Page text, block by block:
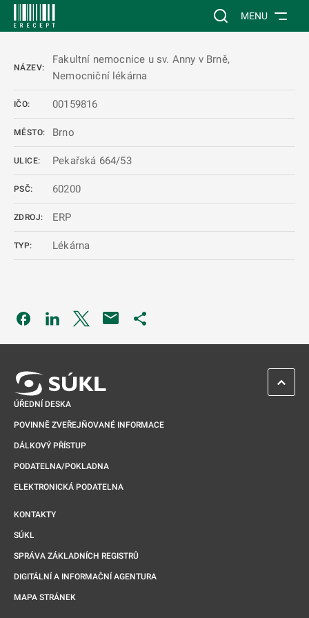
Vyhledávání na
MENU
NÁZEV:
Fakultní nemocnice u sv. Anny v Brně,
Nemocniční lékárna
IČO: 00159816
MĚSTO: Brno
ULICE: Pekařská 664/53
PSČ: 60200
ZDROJ: ERP
TYP: Lékárna
Odkaz se otevře na nové kartě
Odkaz se otevře na nové kartě
Odkaz se otevře na nové kartě
ÚŘEDNÍ DESKA
POVINNĚ ZVEŘEJŇOVANÉ INFORMACE
DÁLKOVÝ PŘÍSTUP
PODATELNA/POKLADNA
ELEKTRONICKÁ PODATELNA
KONTAKTY
SÚKL
SPRÁVA ZÁKLADNÍCH REGISTRŮ
DIGITÁLNÍ A INFORMAČNÍ AGENTURA
MAPA STRÁNEK
ZPĚT